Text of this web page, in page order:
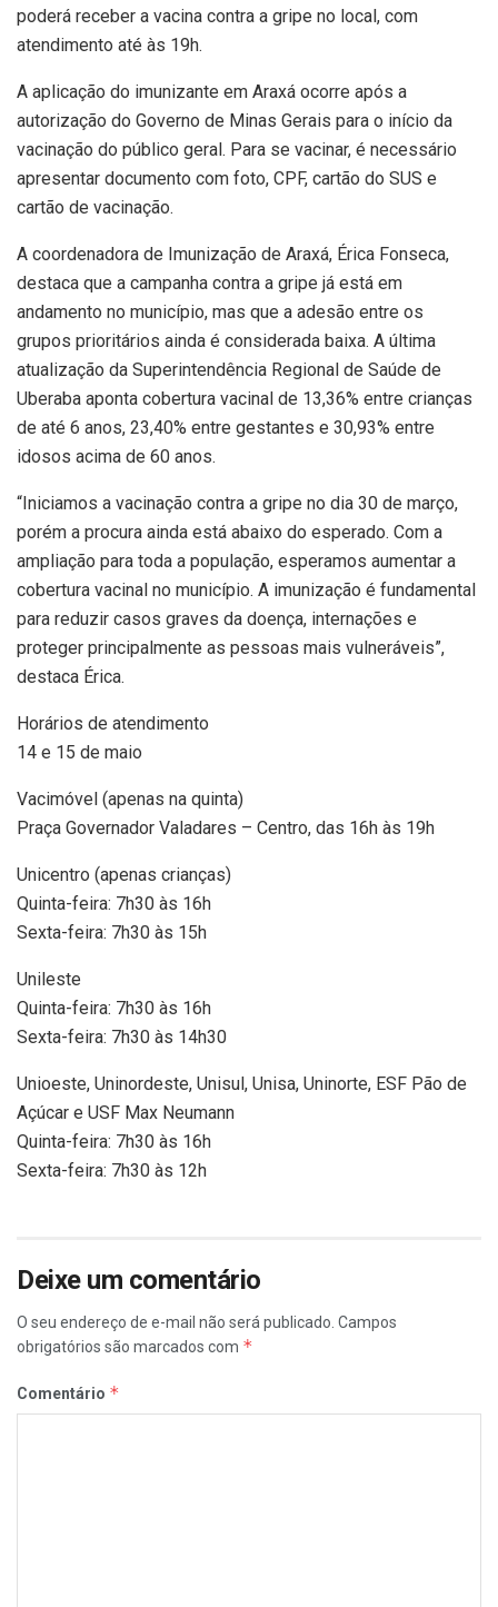
poderá receber a vacina contra a gripe no local, com
atendimento até às 19h.
A aplicação do imunizante em Araxá ocorre após a
autorização do Governo de Minas Gerais para o início da
vacinação do público geral. Para se vacinar, é necessário
apresentar documento com foto, CPF, cartão do SUS e
cartão de vacinação.
A coordenadora de Imunização de Araxá, Érica Fonseca,
destaca que a campanha contra a gripe já está em
andamento no município, mas que a adesão entre os
grupos prioritários ainda é considerada baixa. A última
atualização da Superintendência Regional de Saúde de
Uberaba aponta cobertura vacinal de 13,36% entre crianças
de até 6 anos, 23,40% entre gestantes e 30,93% entre
idosos acima de 60 anos.
“Iniciamos a vacinação contra a gripe no dia 30 de março,
porém a procura ainda está abaixo do esperado. Com a
ampliação para toda a população, esperamos aumentar a
cobertura vacinal no município. A imunização é fundamental
para reduzir casos graves da doença, internações e
proteger principalmente as pessoas mais vulneráveis”,
destaca Érica.
Horários de atendimento
14 e 15 de maio
Vacimóvel (apenas na quinta)
Praça Governador Valadares – Centro, das 16h às 19h
Unicentro (apenas crianças)
Quinta-feira: 7h30 às 16h
Sexta-feira: 7h30 às 15h
Unileste
Quinta-feira: 7h30 às 16h
Sexta-feira: 7h30 às 14h30
Unioeste, Uninordeste, Unisul, Unisa, Uninorte, ESF Pão de
Açúcar e USF Max Neumann
Quinta-feira: 7h30 às 16h
Sexta-feira: 7h30 às 12h
Deixe um comentário
O seu endereço de e-mail não será publicado. Campos
obrigatórios são marcados com *
Comentário *